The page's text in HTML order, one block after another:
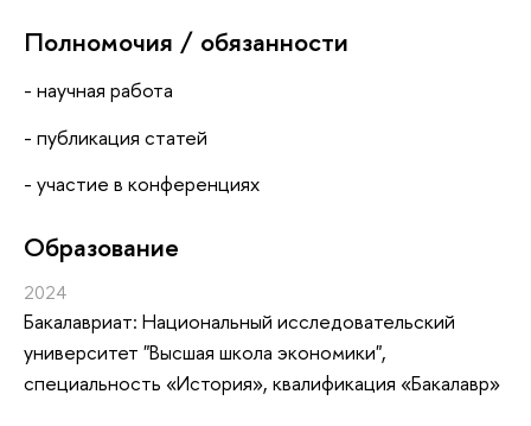
Полномочия / обязанности
- научная работа
- публикация статей
- участие в конференциях
Oбразование
2024
Бакалавриат: Национальный исследовательский
университет "Высшая школа экономики",
специальность «История», квалификация «Бакалавр»